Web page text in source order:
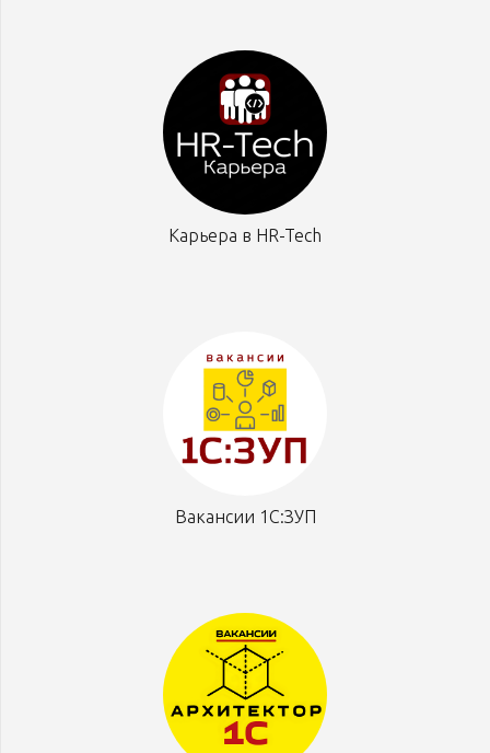
Карьера в HR-Tech
Вакансии 1С:ЗУП